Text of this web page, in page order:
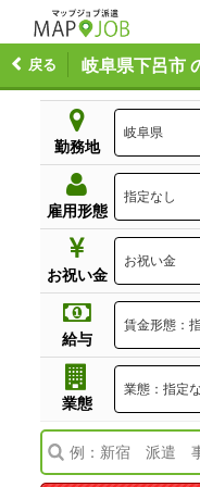
岐阜県下呂市
戻る
勤務地
雇用形態
お祝い金
給与
業態